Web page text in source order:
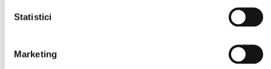
Statistici
Marketing
Recenzia ta